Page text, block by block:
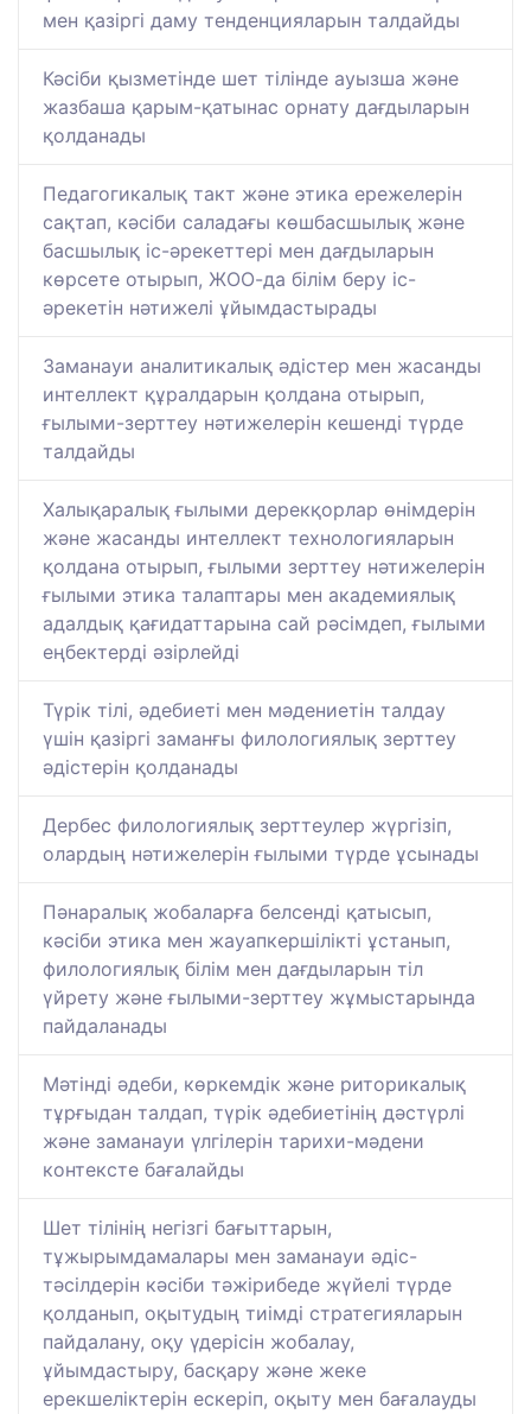
мен қазіргі даму тенденцияларын талдайды
Кәсіби қызметінде шет тілінде ауызша және
жазбаша қарым-қатынас орнату дағдыларын
қолданады
Педагогикалық такт және этика ережелерін
сақтап, кәсіби саладағы көшбасшылық және
басшылық іс-әрекеттері мен дағдыларын
көрсете отырып, ЖОО-да білім беру іс-
әрекетін нәтижелі ұйымдастырады
Заманауи аналитикалық әдістер мен жасанды
интеллект құралдарын қолдана отырып,
ғылыми-зерттеу нәтижелерін кешенді түрде
талдайды
Халықаралық ғылыми дерекқорлар өнімдерін
және жасанды интеллект технологияларын
қолдана отырып, ғылыми зерттеу нәтижелерін
ғылыми этика талаптары мен академиялық
адалдық қағидаттарына сай рәсімдеп, ғылыми
еңбектерді әзірлейді
Түрік тілі, әдебиеті мен мәдениетін талдау
үшін қазіргі заманғы филологиялық зерттеу
әдістерін қолданады
Дербес филологиялық зерттеулер жүргізіп,
олардың нәтижелерін ғылыми түрде ұсынады
Пәнаралық жобаларға белсенді қатысып,
кәсіби этика мен жауапкершілікті ұстанып,
филологиялық білім мен дағдыларын тіл
үйрету және ғылыми-зерттеу жұмыстарында
пайдаланады
Мәтінді әдеби, көркемдік және риторикалық
тұрғыдан талдап, түрік әдебиетінің дәстүрлі
және заманауи үлгілерін тарихи-мәдени
контексте бағалайды
Шет тілінің негізгі бағыттарын,
тұжырымдамалары мен заманауи әдіс-
тәсілдерін кәсіби тәжірибеде жүйелі түрде
қолданып, оқытудың тиімді стратегияларын
пайдалану, оқу үдерісін жобалау,
ұйымдастыру, басқару және жеке
ерекшеліктерін ескеріп, оқыту мен бағалауды